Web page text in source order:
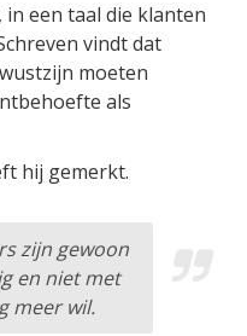
een taal die klanten
vindt dat
moeten
als
hij gemerkt.
zijn gewoon
en niet met
meer wil.